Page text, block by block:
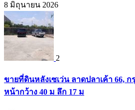
8 มิถุนายน 2026
2
ขายที่ดินหลังเซเว่น ลาดปลาเค้า 66, ก
หน้ากว้าง 40 ม ลึก 17 ม